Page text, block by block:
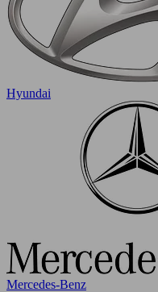
Hyundai
Mercedes-Benz